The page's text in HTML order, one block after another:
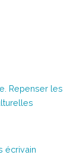
Repenser les
écrivain